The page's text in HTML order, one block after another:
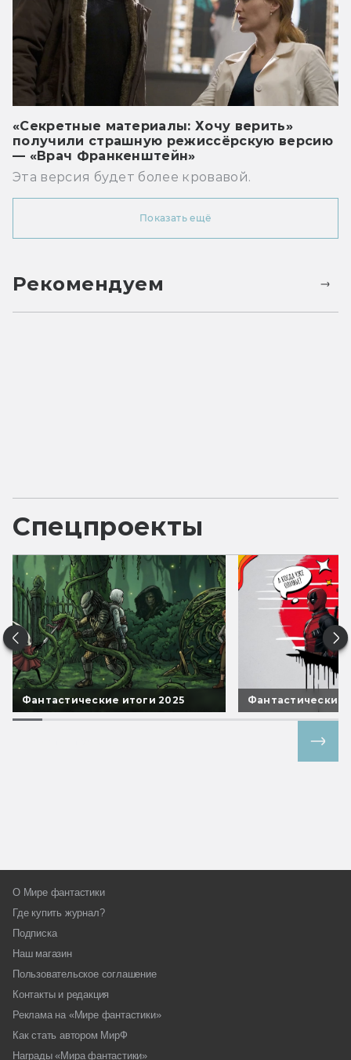
«Секретные материалы: Хочу верить»
получили страшную режиссёрскую версию
— «Врач Франкенштейн»
Эта версия будет более кровавой.
Показать ещё
Рекомендуем
Спецпроекты
Фантастические итоги 2025 Фантастические
О Мире фантастики
Где купить журнал?
Подписка
Наш магазин
Пользовательское соглашение
Контакты и редакция
Реклама на «Мире фантастики»
Как стать автором МирФ
Награды «Мира фантастики»